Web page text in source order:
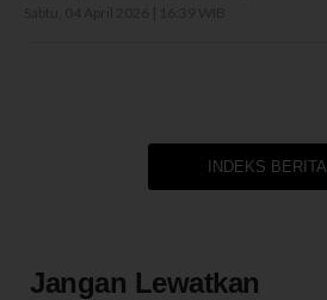
INDEKS BERITA
Jangan Lewatkan